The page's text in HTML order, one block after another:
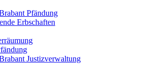
Pfändung
Erbschaften
Justizverwaltung